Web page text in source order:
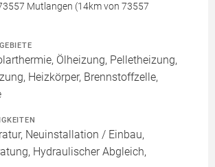
Mutlangen (14km von 73557
Ölheizung, Pelletheizung,
Heizkörper, Brennstoffzelle,
Neuinstallation / Einbau,
Hydraulischer Abgleich,